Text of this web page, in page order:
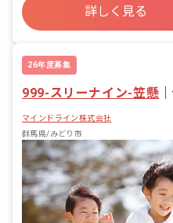
昇給昇進あり
詳しく見る
26年度募集
999-スリーナイン-笠懸
マインドライン株式会社
群馬県/みどり市